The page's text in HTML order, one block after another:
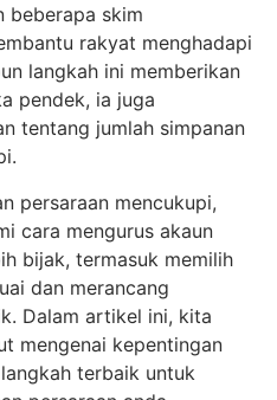
beberapa skim
rakyat menghadapi
langkah ini memberikan
pendek, ia juga
tentang jumlah simpanan
persaraan mencukupi,
cara mengurus akaun
bijak, termasuk memilih
dan merancang
Dalam artikel ini, kita
mengenai kepentingan
terbaik untuk